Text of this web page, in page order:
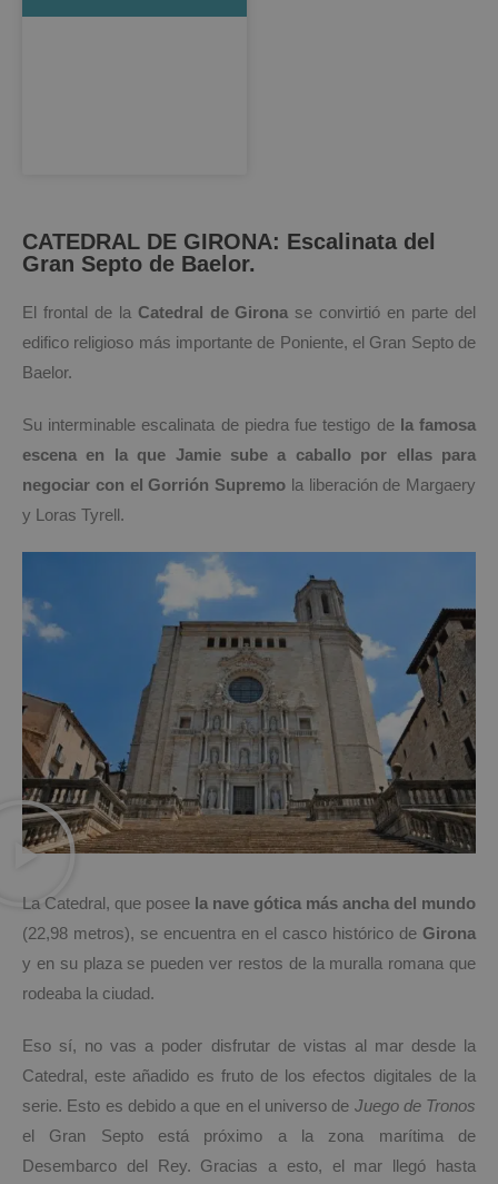
CATEDRAL DE GIRONA: Escalinata del
Gran Septo de Baelor.
El frontal de la Catedral de Girona se convirtió en parte del
edifico religioso más importante de Poniente, el Gran Septo de
Baelor.
Su interminable escalinata de piedra fue testigo de la famosa
escena en la que Jamie sube a caballo por ellas para
negociar con el Gorrión Supremo la liberación de Margaery
y Loras Tyrell.
La Catedral, que posee la nave gótica más ancha del mundo
(22,98 metros), se encuentra en el casco histórico de Girona
y en su plaza se pueden ver restos de la muralla romana que
rodeaba la ciudad.
Eso sí, no vas a poder disfrutar de vistas al mar desde la
Catedral, este añadido es fruto de los efectos digitales de la
serie. Esto es debido a que en el universo de Juego de Tronos
el Gran Septo está próximo a la zona marítima de
Desembarco del Rey. Gracias a esto, el mar llegó hasta